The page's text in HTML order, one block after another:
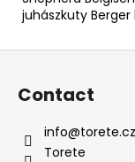
juhászkuty Berger
F
Contact
info@torete.cz
Torete